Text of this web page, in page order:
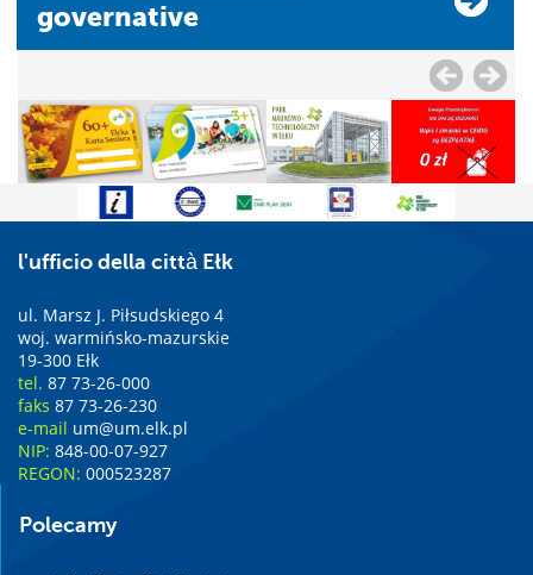
governative
l'ufficio della città Ełk
ul. Marsz J. Piłsudskiego 4
woj. warmińsko-mazurskie
19-300 Ełk
tel. 87 73-26-000
faks 87 73-26-230
e-mail um@um.elk.pl
NIP: 848-00-07-927
REGON: 000523287
Polecamy